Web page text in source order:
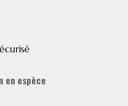
en espèce